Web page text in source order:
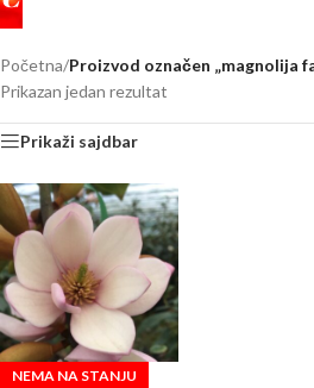
Početna/Proizvod označen „magnolija
Prikazan jedan rezultat
Prikaži sajdbar
NEMA NA STANJU